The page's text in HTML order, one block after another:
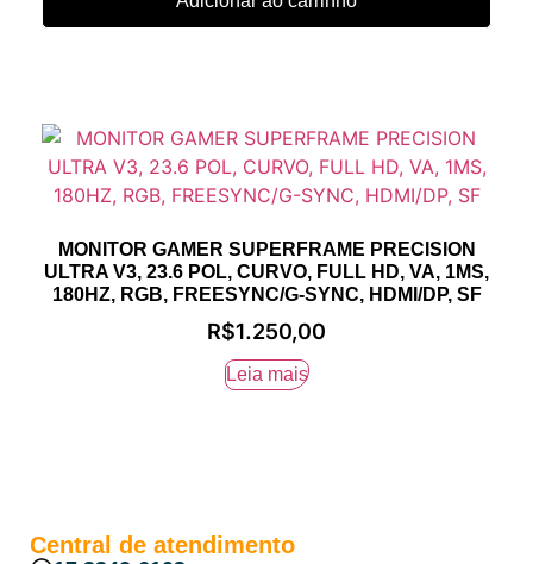
MONITOR GAMER SUPERFRAME PRECISION
ULTRA V3, 23.6 POL, CURVO, FULL HD, VA, 1MS,
180HZ, RGB, FREESYNC/G-SYNC, HDMI/DP, SF
R$1.250,00
Leia mais
Central de atendimento